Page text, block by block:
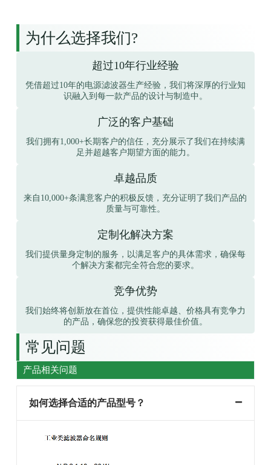
为什么选择我们?
超过10年行业经验
凭借超过10年的电源滤波器生产经验，我们将深厚的行业知
识融入到每一款产品的设计与制造中。
广泛的客户基础
我们拥有1,000+长期客户的信任，充分展示了我们在持续满
足并超越客户期望方面的能力。
卓越品质
来自10,000+条满意客户的积极反馈，充分证明了我们产品的
质量与可靠性。
定制化解决方案
我们提供量身定制的服务，以满足客户的具体需求，确保每
个解决方案都完全符合您的要求。
竞争优势
我们始终将创新放在首位，提供性能卓越、价格具有竞争力
的产品，确保您的投资获得最佳价值。
常见问题
产品相关问题
如何选择合适的产品型号？